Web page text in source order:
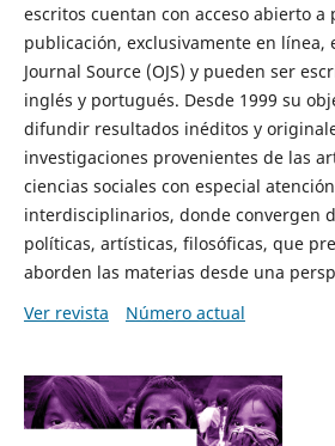
escritos cuentan con acceso abierto a
publicación, exclusivamente en línea,
Journal Source (OJS) y pueden ser
inglés y portugués. Desde 1999 su
difundir resultados inéditos y
investigaciones provenientes de las
ciencias sociales con especial
interdisciplinarios, donde convergen
políticas, artísticas, filosóficas, que
aborden las materias desde una
Ver revista
Número actual